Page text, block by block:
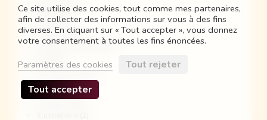
Maman(73)
Geek(60)
Freelance(8)
Sorties & Voyages(26)
DIY (28)
Tests(121)
Aventures(43)
Ce site utilise des cookies, tout comme mes partenaires,
afin de collecter des informations sur vous à des fins
diverses. En cliquant sur « Tout accepter », vous donnez
votre consentement à toutes les fins énoncées.
Paramètres des cookies
Tout rejeter
Tout accepter